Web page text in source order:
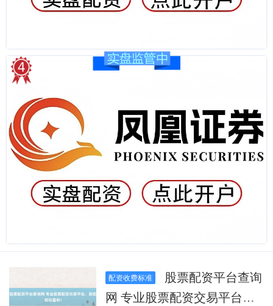
配资收费标准
网 专业股票配资交易平台，